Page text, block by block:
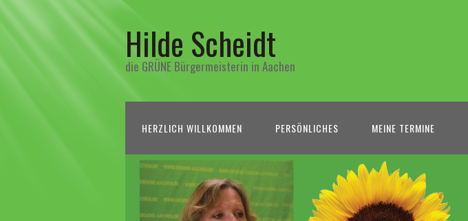
Hilde Scheidt
die GRÜNE Bürgermeisterin in Aachen
HERZLICH WILLKOMMEN PERSÖNLICHES MEINE TERMINE